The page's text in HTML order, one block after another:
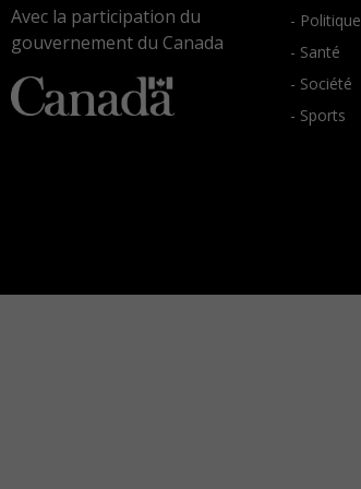
Avec la participation du
gouvernement du Canada
- Politique
- Santé
- Société
- Sports